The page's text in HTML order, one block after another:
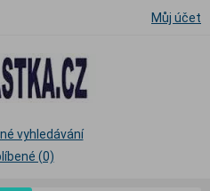
Můj účet
vyhledávání
(0)